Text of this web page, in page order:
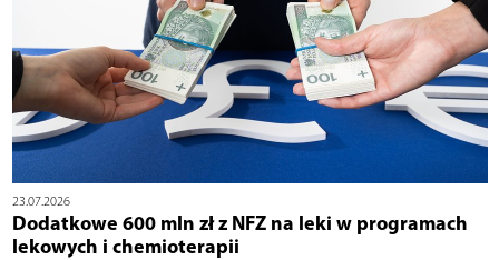
23.07.2026
Dodatkowe 600 mln zł z NFZ na leki w programach
lekowych i chemioterapii